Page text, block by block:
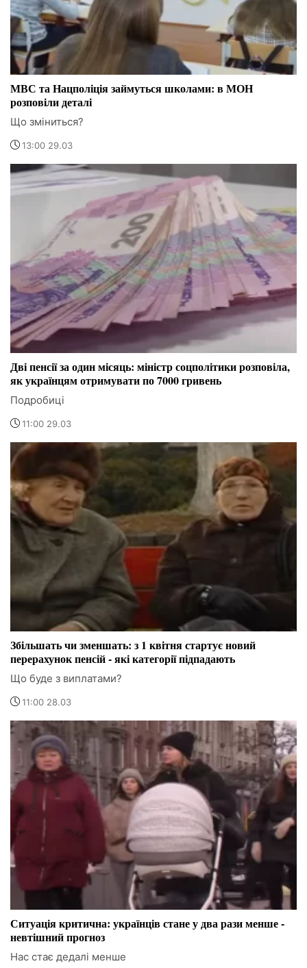
МВС та Нацполіція займуться школами: в МОН
розповіли деталі
Що зміниться?
13:00 29.03
Дві пенсії за один місяць: міністр соцполітики розповіла,
як українцям отримувати по 7000 гривень
Подробиці
11:00 29.03
Збільшать чи зменшать: з 1 квітня стартує новий
перерахунок пенсій - які категорії підпадають
Що буде з виплатами?
11:00 28.03
Ситуація критична: українців стане у два рази менше -
невтішний прогноз
Нас стає дедалі менше